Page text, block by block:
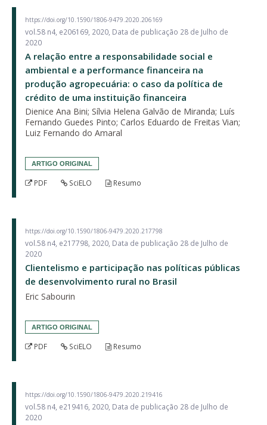
https://doi.org/10.1590/1806-9479.2020.206169
vol.58 n4, e206169, 2020, Data de publicação 28 de Julho de
2020
A relação entre a responsabilidade social e
ambiental e a performance financeira na
produção agropecuária: o caso da política de
crédito de uma instituição financeira
Dienice Ana Bini; Sílvia Helena Galvão de Miranda; Luís
Fernando Guedes Pinto; Carlos Eduardo de Freitas Vian;
Luiz Fernando do Amaral
ARTIGO ORIGINAL
PDF SciELO Resumo
https://doi.org/10.1590/1806-9479.2020.217798
vol.58 n4, e217798, 2020, Data de publicação 28 de Julho de
2020
Clientelismo e participação nas políticas públicas
de desenvolvimento rural no Brasil
Eric Sabourin
ARTIGO ORIGINAL
PDF SciELO Resumo
https://doi.org/10.1590/1806-9479.2020.219416
vol.58 n4, e219416, 2020, Data de publicação 28 de Julho de
2020